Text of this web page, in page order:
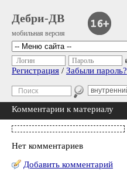
Дебри-ДВ
мобильная версия
Логин Пароль
Регистрация / Забыли пароль?
Комментарии к материалу
Нет комментариев
Добавить комментарий